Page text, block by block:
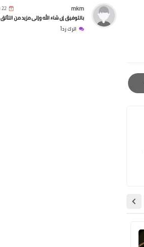
mkm 22 نوفمبر 2024 في 6:25 ص
بالتوفيق إن شاء الله وإلى مزيد من التألق
اترك رداً